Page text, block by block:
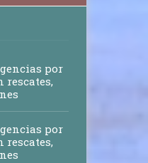
por
rescates,
por
rescates,